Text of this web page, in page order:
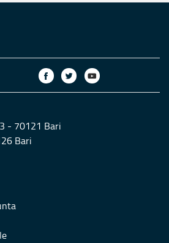
- 70121 Bari
Bari